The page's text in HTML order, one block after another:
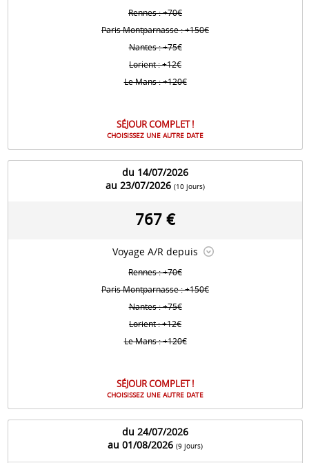
Rennes : +70€
Paris Montparnasse : +150€
Nantes : +75€
Lorient : +12€
Le Mans : +120€
SÉJOUR COMPLET !
CHOISISSEZ UNE AUTRE DATE
du 14/07/2026
au 23/07/2026 (10 jours)
767 €
Voyage A/R depuis
Rennes : +70€
Paris Montparnasse : +150€
Nantes : +75€
Lorient : +12€
Le Mans : +120€
SÉJOUR COMPLET !
CHOISISSEZ UNE AUTRE DATE
du 24/07/2026
au 01/08/2026 (9 jours)